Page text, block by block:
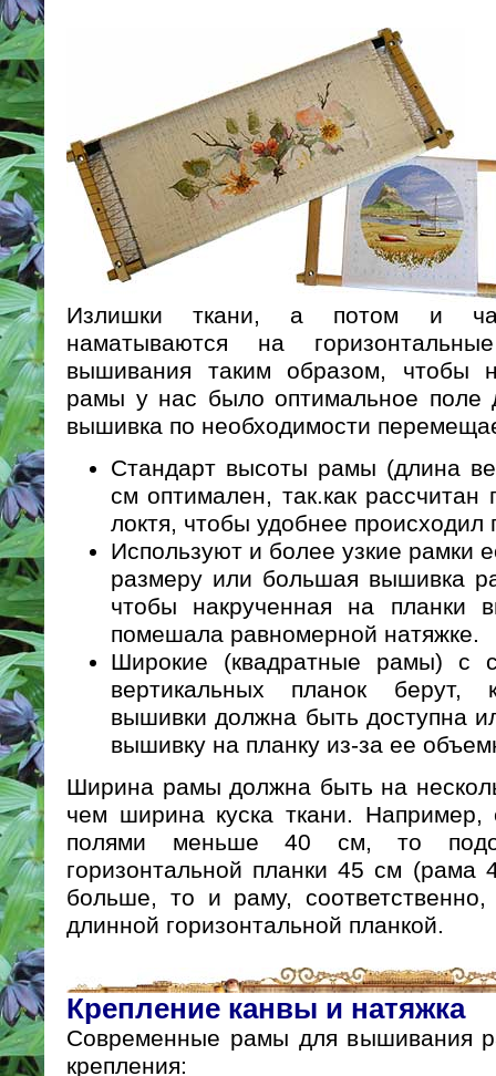
Излишки ткани, а потом и
наматываются на
вышивания таким образом, чтобы
рамы у нас было оптимальное поле
вышивка по необходимости
Стандарт высоты рамы (длина
см оптимален, так.как
локтя, чтобы удобнее
Используют и более узкие рамки
размеру или большая вышивка
чтобы накрученная на планки
помешала равномерной натяжке.
Широкие (квадратные рамы) с
вертикальных планок берут,
вышивки должна быть доступна
вышивку на планку из-за ее
Ширина рамы должна быть на
чем ширина куска ткани.
полями меньше 40 см, то
горизонтальной планки 45 см
больше, то и раму,
длинной горизонтальной планкой.
Крепление канвы и натяжка
Современные рамы для вышивания
крепления: